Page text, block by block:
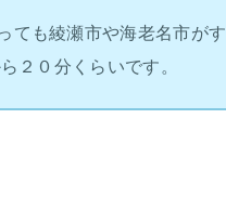
ても綾瀬市や海老名市がす
２０分くらいです。